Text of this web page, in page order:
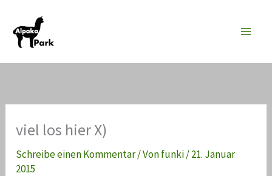
springen
viel los hier X)
Schreibe einen Kommentar/ Vonfunki/21. Januar
2015